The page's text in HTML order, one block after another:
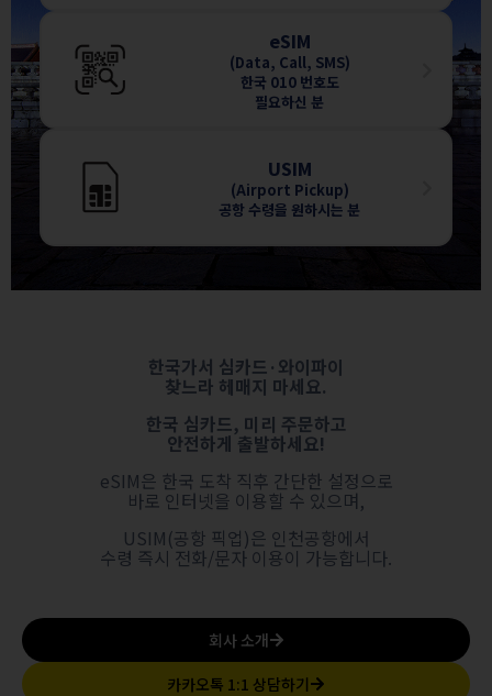
eSIM
(Data, Call, SMS)
한국 010 번호도
필요하신 분
USIM
(Airport Pickup)
공항 수령을 원하시는 분
한국가서 심카드·와이파이
찾느라 헤매지 마세요.
한국 심카드, 미리 주문하고
안전하게 출발하세요!
eSIM은 한국 도착 직후 간단한 설정으로
바로 인터넷을 이용할 수 있으며,
USIM(공항 픽업)은 인천공항에서
수령 즉시 전화/문자 이용이 가능합니다.
회사 소개
카카오톡 1:1 상담하기